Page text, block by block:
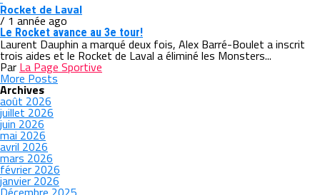
Rocket de Laval
/ 1 année ago
Le Rocket avance au 3e tour!
Laurent Dauphin a marqué deux fois, Alex Barré-Boulet a inscrit
trois aides et le Rocket de Laval a éliminé les Monsters...
Par La Page Sportive
More Posts
Archives
août 2026
juillet 2026
juin 2026
mai 2026
avril 2026
mars 2026
février 2026
janvier 2026